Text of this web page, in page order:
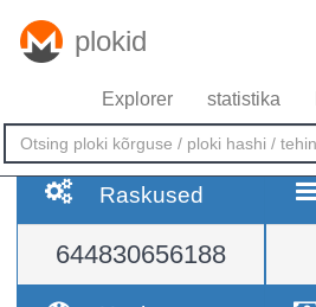
plokid
Explorer statistika
Raskused
644830656188